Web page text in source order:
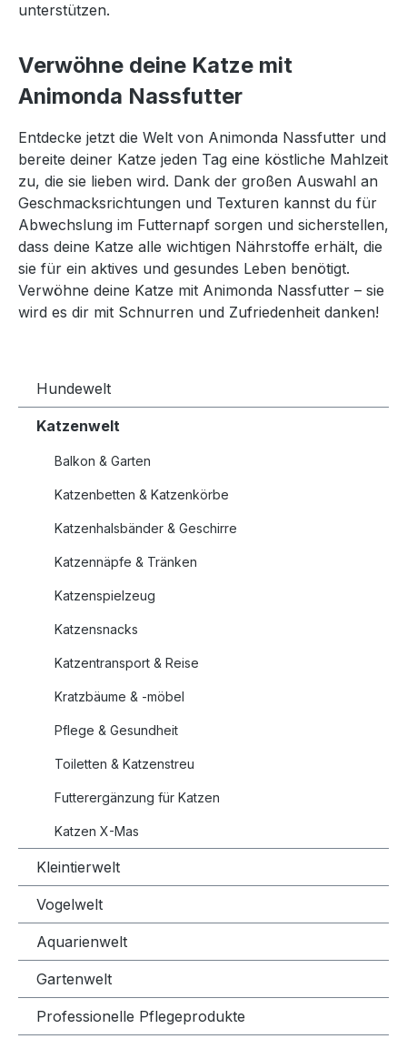
unterstützen.
Verwöhne deine Katze mit
Animonda Nassfutter
Entdecke jetzt die Welt von Animonda Nassfutter und
bereite deiner Katze jeden Tag eine köstliche Mahlzeit
zu, die sie lieben wird. Dank der großen Auswahl an
Geschmacksrichtungen und Texturen kannst du für
Abwechslung im Futternapf sorgen und sicherstellen,
dass deine Katze alle wichtigen Nährstoffe erhält, die
sie für ein aktives und gesundes Leben benötigt.
Verwöhne deine Katze mit Animonda Nassfutter – sie
wird es dir mit Schnurren und Zufriedenheit danken!
Hundewelt
Katzenwelt
Balkon & Garten
Katzenbetten & Katzenkörbe
Katzenhalsbänder & Geschirre
Katzennäpfe & Tränken
Katzenspielzeug
Katzensnacks
Katzentransport & Reise
Kratzbäume & -möbel
Pflege & Gesundheit
Toiletten & Katzenstreu
Futterergänzung für Katzen
Katzen X-Mas
Kleintierwelt
Vogelwelt
Aquarienwelt
Gartenwelt
Professionelle Pflegeprodukte